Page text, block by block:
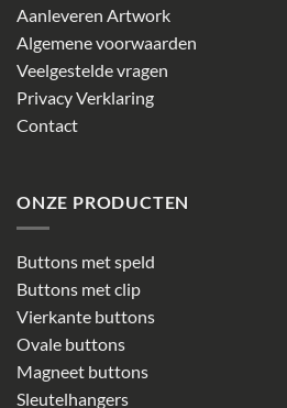
Aanleveren Artwork
Algemene voorwaarden
Veelgestelde vragen
Privacy Verklaring
Contact
ONZE PRODUCTEN
Buttons met speld
Buttons met clip
Vierkante buttons
Ovale buttons
Magneet buttons
Sleutelhangers